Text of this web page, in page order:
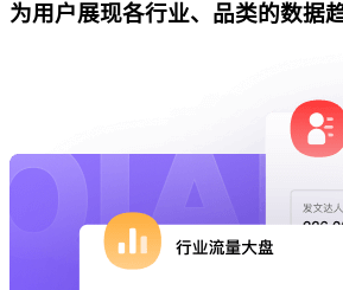
为用户展现各行业、品类的数据趋